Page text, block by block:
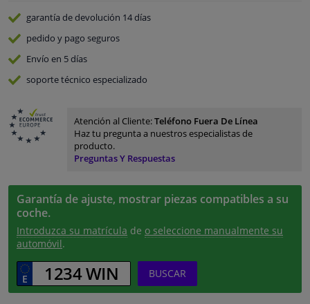
garantía de devolución 14 días
pedido y pago seguros
Envío en 5 días
soporte técnico especializado
Atención al Cliente:Teléfono Fuera De Línea
Haz tu pregunta a nuestros especialistas de
producto.
Preguntas Y Respuestas
Garantía de ajuste, mostrar piezas compatibles a su
coche.
Introduzca su matrícula de o seleccione manualmente su
automóvil.
BUSCAR